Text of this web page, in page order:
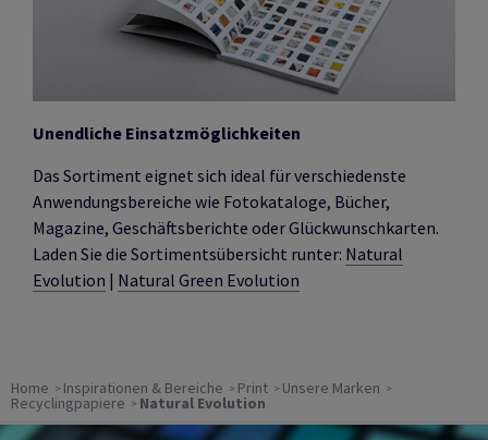
Unendliche Einsatzmöglichkeiten
Das Sortiment eignet sich ideal für verschiedenste
Anwendungsbereiche wie Fotokataloge, Bücher,
Magazine, Geschäftsberichte oder Glückwunschkarten.
Laden Sie die Sortimentsübersicht runter: Natural
Evolution | Natural Green Evolution
Home Inspirationen & Bereiche Print Unsere Marken
Recyclingpapiere Natural Evolution